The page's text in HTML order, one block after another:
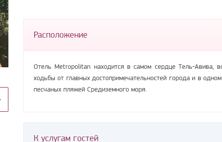
Расположение
Отель Metropolitan находится в самом сердце Тель-Авива,
ходьбы от главных достопримечательностей города и в
песчаных пляжей Средиземного моря.
К услугам гостей